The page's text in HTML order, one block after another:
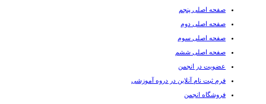
صفحه اصلی پنجم
صفحه اصلی دوم
صفحه اصلی سوم
صفحه اصلی ششم
عضویت در انجمن
فرم ثبت نام آنلاین در دروه آموزشی
فروشگاه انجمن